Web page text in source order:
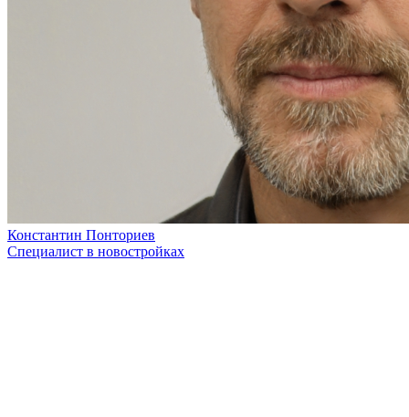
Константин Понториев
Специалист в новостройках